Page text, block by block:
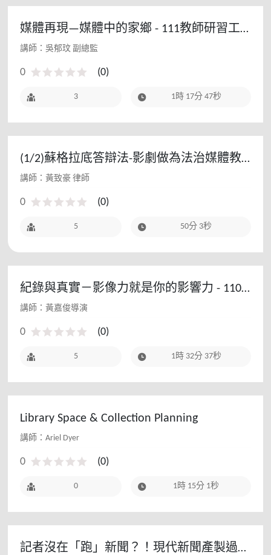
媒體再現—媒體中的家鄉 - 111教師研習工
作坊
講師：吳郁玟 副總監
0 (0)
3 1時 17分 47秒
(1/2)蘇格拉底答辯法-影劇做為法治媒體教
育教材 - 112教師研習(初階場)
講師：黃致豪 律師
0 (0)
5 50分 3秒
紀錄與真實－影像力就是你的影響力 - 110
教師研習工作坊
講師：黃嘉俊導演
0 (0)
5 1時 32分 37秒
Library Space & Collection Planning
講師：Ariel Dyer
0 (0)
0 1時 15分 1秒
記者沒在「跑」新聞？！現代新聞產製過程